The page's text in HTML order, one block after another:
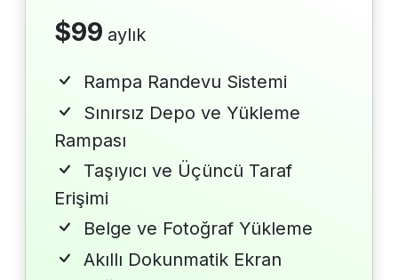
$99 aylık
Rampa Randevu Sistemi
Sınırsız Depo ve Yükleme
Rampası
Taşıyıcı ve Üçüncü Taraf
Erişimi
Belge ve Fotoğraf Yükleme
Akıllı Dokunmatik Ekran